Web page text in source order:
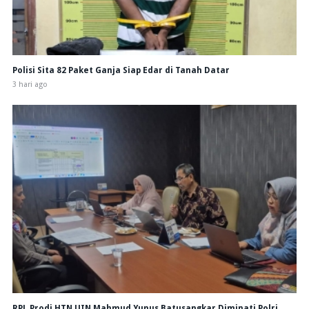
Polisi Sita 82 Paket Ganja Siap Edar di Tanah Datar
3 hari ago